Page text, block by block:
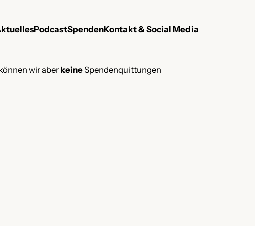
PodcastSpendenKontakt & Social Media
wir aber keineSpendenquittungen